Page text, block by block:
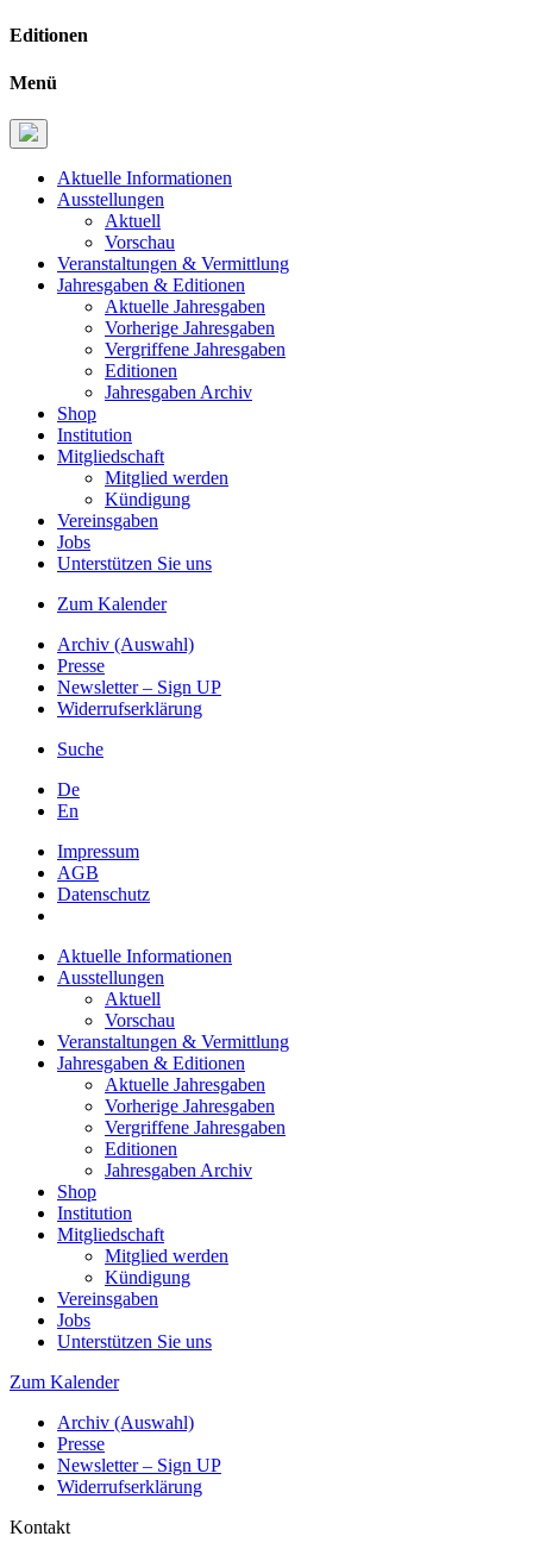
Editionen
Menü
Aktuelle Informationen
Ausstellungen
Aktuell
Vorschau
Veranstaltungen & Vermittlung
Jahresgaben & Editionen
Aktuelle Jahresgaben
Vorherige Jahresgaben
Vergriffene Jahresgaben
Editionen
Jahresgaben Archiv
Shop
Institution
Mitgliedschaft
Mitglied werden
Kündigung
Vereinsgaben
Jobs
Unterstützen Sie uns
Zum Kalender
Archiv (Auswahl)
Presse
Newsletter – Sign UP
Widerrufserklärung
Suche
De
En
Impressum
AGB
Datenschutz
Aktuelle Informationen
Ausstellungen
Aktuell
Vorschau
Veranstaltungen & Vermittlung
Jahresgaben & Editionen
Aktuelle Jahresgaben
Vorherige Jahresgaben
Vergriffene Jahresgaben
Editionen
Jahresgaben Archiv
Shop
Institution
Mitgliedschaft
Mitglied werden
Kündigung
Vereinsgaben
Jobs
Unterstützen Sie uns
Zum Kalender
Archiv (Auswahl)
Presse
Newsletter – Sign UP
Widerrufserklärung
Kontakt